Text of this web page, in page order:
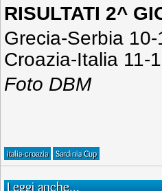
RISULTATI 2^
Grecia-Serbia
Croazia-Italia 11-
Foto DBM
italia-croazia Sardinia Cup
Leggi anche...